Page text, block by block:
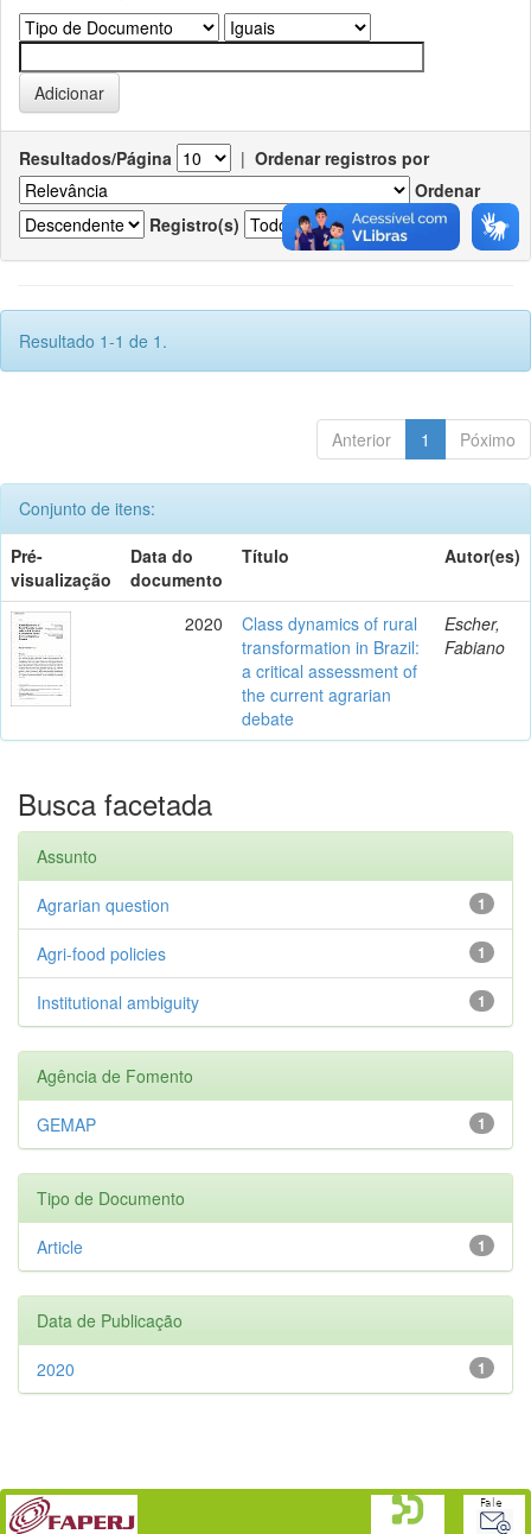
Resultados/Página | Ordenar registros por
Ordenar
Registro(s)
Resultado 1-1 de 1.
Anterior 1 Póximo
Conjunto de itens:
Pré-
visualização
Data do
documento
Título Autor(es)
2020
Class dynamics of rural
transformation in Brazil:
a critical assessment of
the current agrarian
debate
Escher,
Fabiano
Busca facetada
Assunto
1
Agrarian question
1
Agri-food policies
1
Institutional ambiguity
Agência de Fomento
1
GEMAP
Tipo de Documento
1
Article
Data de Publicação
1
2020